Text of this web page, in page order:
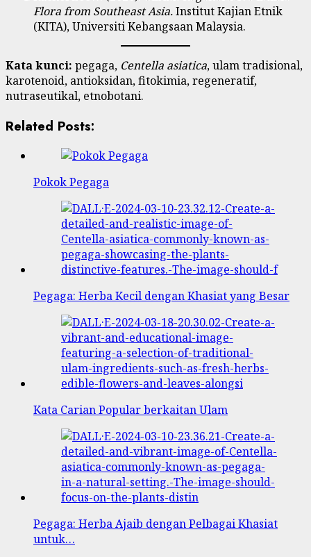
Flora from Southeast Asia.Institut Kajian Etnik
(KITA), Universiti Kebangsaan Malaysia.
Kata kunci: pegaga, Centella asiatica, ulam tradisional,
karotenoid, antioksidan, fitokimia, regeneratif,
nutraseutikal, etnobotani.
Related Posts:
Pokok Pegaga
Pegaga: Herba Kecil dengan Khasiat yang Besar
Kata Carian Popular berkaitan Ulam
Pegaga: Herba Ajaib dengan Pelbagai Khasiat
untuk…